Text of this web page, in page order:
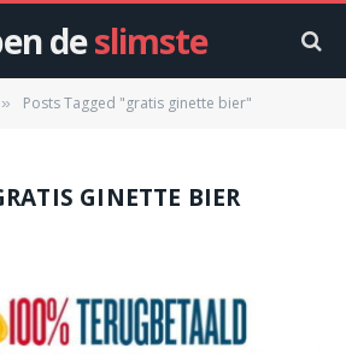
deslimste
» Posts Tagged "gratis ginette bier"
GINETTE BIER